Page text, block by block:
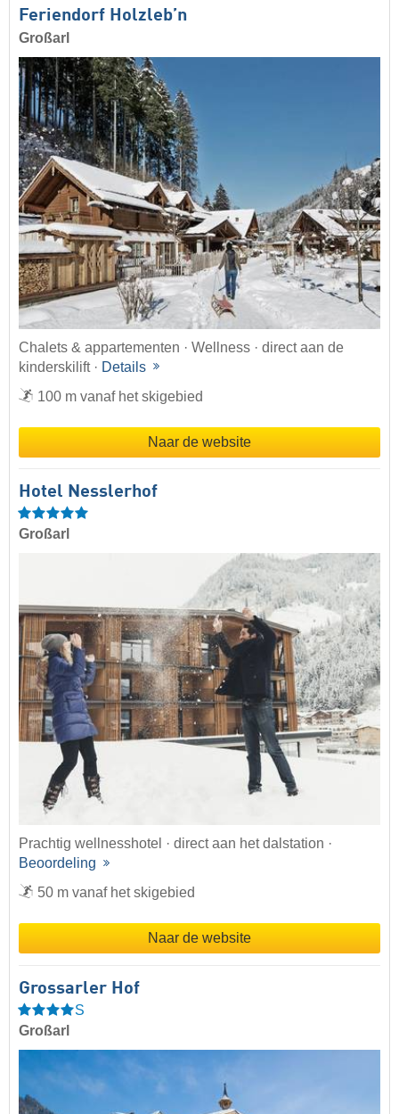
Feriendorf Holzleb’n
Großarl
Chalets & appartementen · Wellness · direct aan de
kinderskilift · Details
100 m vanaf het skigebied
Naar de website
Hotel Nesslerhof
Großarl
Prachtig wellnesshotel · direct aan het dalstation ·
Beoordeling
50 m vanaf het skigebied
Naar de website
Grossarler Hof
S
Großarl